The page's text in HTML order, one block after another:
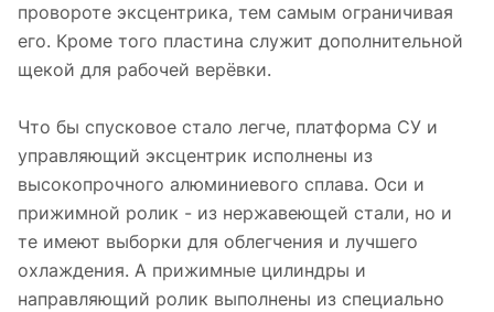
провороте эксцентрика, тем самым ограничивая
его. Кроме того пластина служит дополнительной
щекой для рабочей верёвки.
Что бы спусковое стало легче, платформа СУ и
управляющий эксцентрик исполнены из
высокопрочного алюминиевого сплава. Оси и
прижимной ролик - из нержавеющей стали, но и
те имеют выборки для облегчения и лучшего
охлаждения. А прижимные цилиндры и
направляющий ролик выполнены из специально